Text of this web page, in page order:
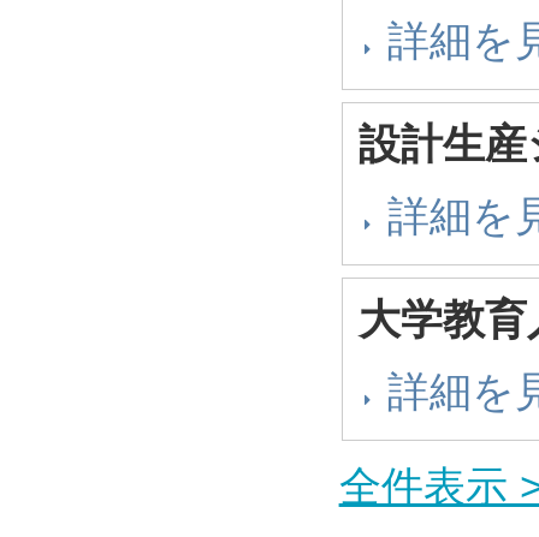
詳細を
設計生
詳細を
大学教
詳細を
全件表示